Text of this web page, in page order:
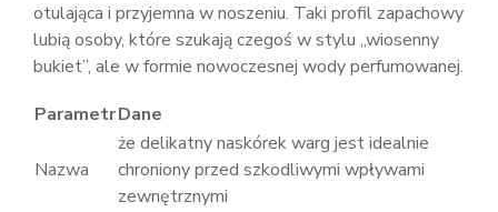
otulająca i przyjemna w noszeniu. Taki profil zapachowy
lubią osoby, które szukają czegoś w stylu „wiosenny
bukiet”, ale w formie nowoczesnej wody perfumowanej.
ParametrDane
Nazwa
że delikatny naskórek warg jest idealnie
chroniony przed szkodliwymi wpływami
zewnętrznymi